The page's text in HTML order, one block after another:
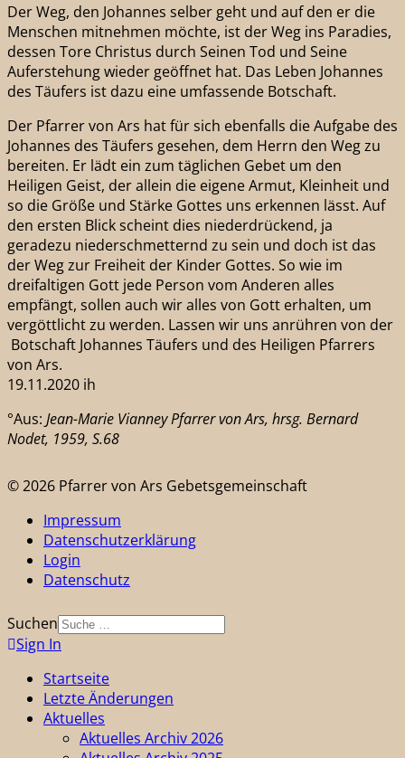
Der Weg, den Johannes selber geht und auf den er die
Menschen mitnehmen möchte, ist der Weg ins Paradies,
dessen Tore Christus durch Seinen Tod und Seine
Auferstehung wieder geöffnet hat. Das Leben Johannes
des Täufers ist dazu eine umfassende Botschaft.
Der Pfarrer von Ars hat für sich ebenfalls die Aufgabe des
Johannes des Täufers gesehen, dem Herrn den Weg zu
bereiten. Er lädt ein zum täglichen Gebet um den
Heiligen Geist, der allein die eigene Armut, Kleinheit und
so die Größe und Stärke Gottes uns erkennen lässt. Auf
den ersten Blick scheint dies niederdrückend, ja
geradezu niederschmetternd zu sein und doch ist das
der Weg zur Freiheit der Kinder Gottes. So wie im
dreifaltigen Gott jede Person vom Anderen alles
empfängt, sollen auch wir alles von Gott erhalten, um
vergöttlicht zu werden. Lassen wir uns anrühren von der
Botschaft Johannes Täufers und des Heiligen Pfarrers
von Ars.
19.11.2020 ih
°Aus: Jean-Marie Vianney Pfarrer von Ars, hrsg. Bernard
Nodet, 1959, S.68
© 2026 Pfarrer von Ars Gebetsgemeinschaft
Impressum
Datenschutzerklärung
Login
Datenschutz
Suchen
Sign In
Startseite
Letzte Änderungen
Aktuelles
Aktuelles Archiv 2026